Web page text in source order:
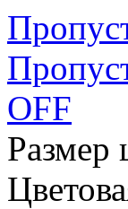
OFF
Размер